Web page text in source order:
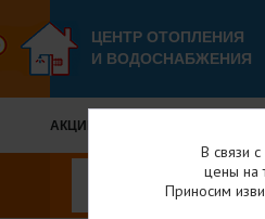
ЦЕНТР ОТОПЛЕНИЯ
И ВОДОСНАБЖЕНИЯ
АКЦИИ И СКИДКИ
В связи
цены на
Приносим